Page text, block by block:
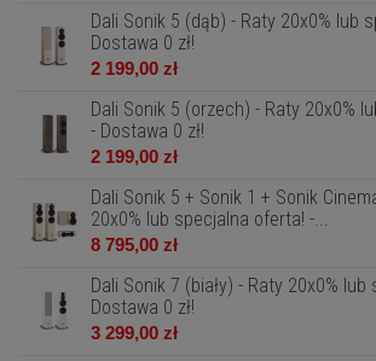
Dali Sonik 5 (dąb) - Raty 20x0% lub
Dostawa 0 zł!
2 199,00 zł
Dali Sonik 5 (orzech) - Raty 20x0%
- Dostawa 0 zł!
2 199,00 zł
Dali Sonik 5 + Sonik 1 + Sonik
20x0% lub specjalna oferta! -...
8 795,00 zł
Dali Sonik 7 (biały) - Raty 20x0%
Dostawa 0 zł!
3 299,00 zł